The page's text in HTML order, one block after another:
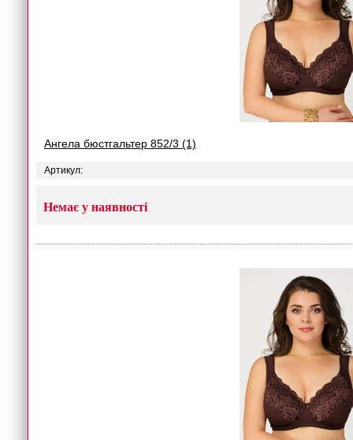
Ангела бюстгальтер 852/3 (1)
Артикул:
Немає у наявності